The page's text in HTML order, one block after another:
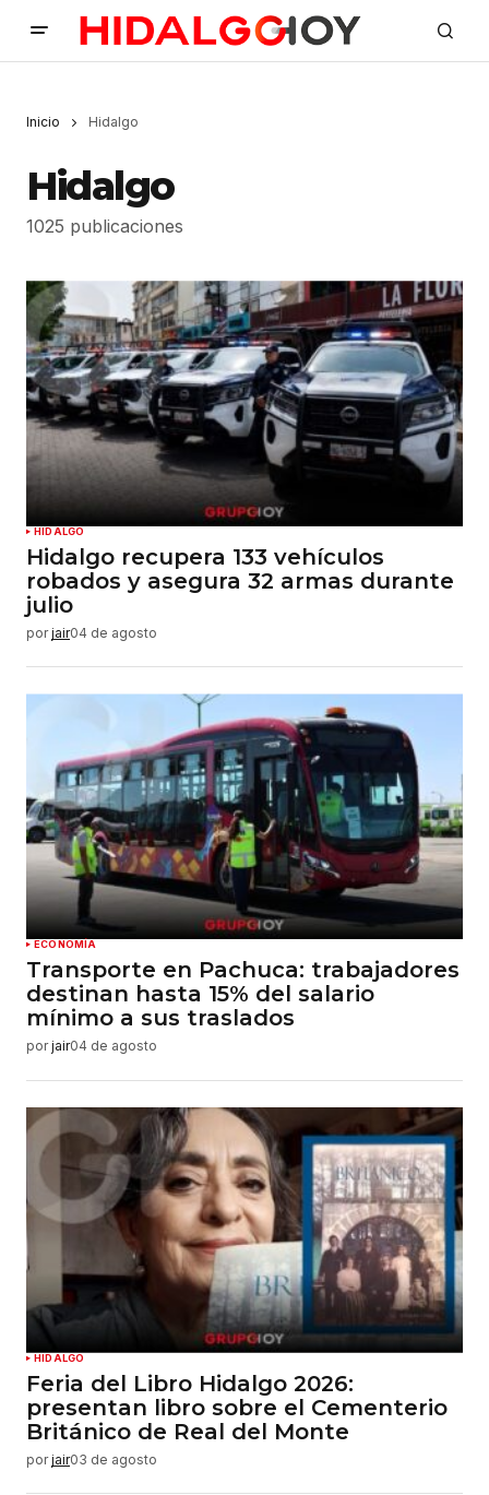
Inicio Hidalgo
Hidalgo
1025 publicaciones
HIDALGO
Hidalgo recupera 133 vehículos
robados y asegura 32 armas durante
julio
por jair04 de agosto
ECONOMÍA
Transporte en Pachuca: trabajadores
destinan hasta 15% del salario
mínimo a sus traslados
por jair04 de agosto
HIDALGO
Feria del Libro Hidalgo 2026:
presentan libro sobre el Cementerio
Británico de Real del Monte
por jair03 de agosto